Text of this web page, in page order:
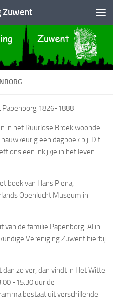
Zuwent
Papenborg 1826-1888
in het Ruurlose Broek woonde
een dagboek bij. Dit
ons een inkijkje in het leven
boek van Hans Piena,
Openlucht Museum in
van de familie Papenborg. Al in
Vereniging Zuwent hierbij
zo ver, dan vindt in Het Witte
-15.30 uur de
bestaat uit verschillende